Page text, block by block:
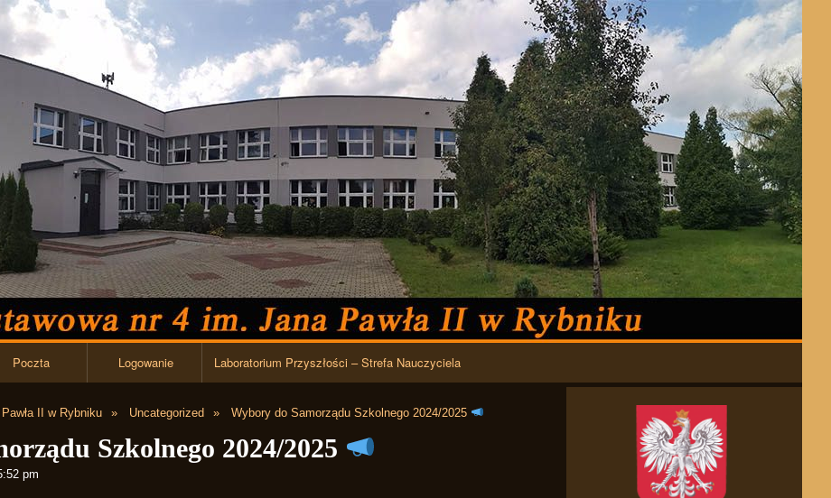
Przejdź do zawartości
Poczta Logowanie Laboratorium Przyszłości – Strefa Nauczyciela
II w Rybniku Uncategorized Wybory do Samorządu Szkolnego 2024/2025
Szkolnego 2024/2025
pm